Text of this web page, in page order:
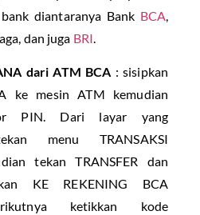
diantaranya Bank BCA
dan juga BRI
dari ATM BCA : sisipkan
ke mesin ATM kemudian
PIN. Dari layar yang
menu TRANSAKSI
tekan TRANSFER dan
KE REKENING BCA
ketikkan kode